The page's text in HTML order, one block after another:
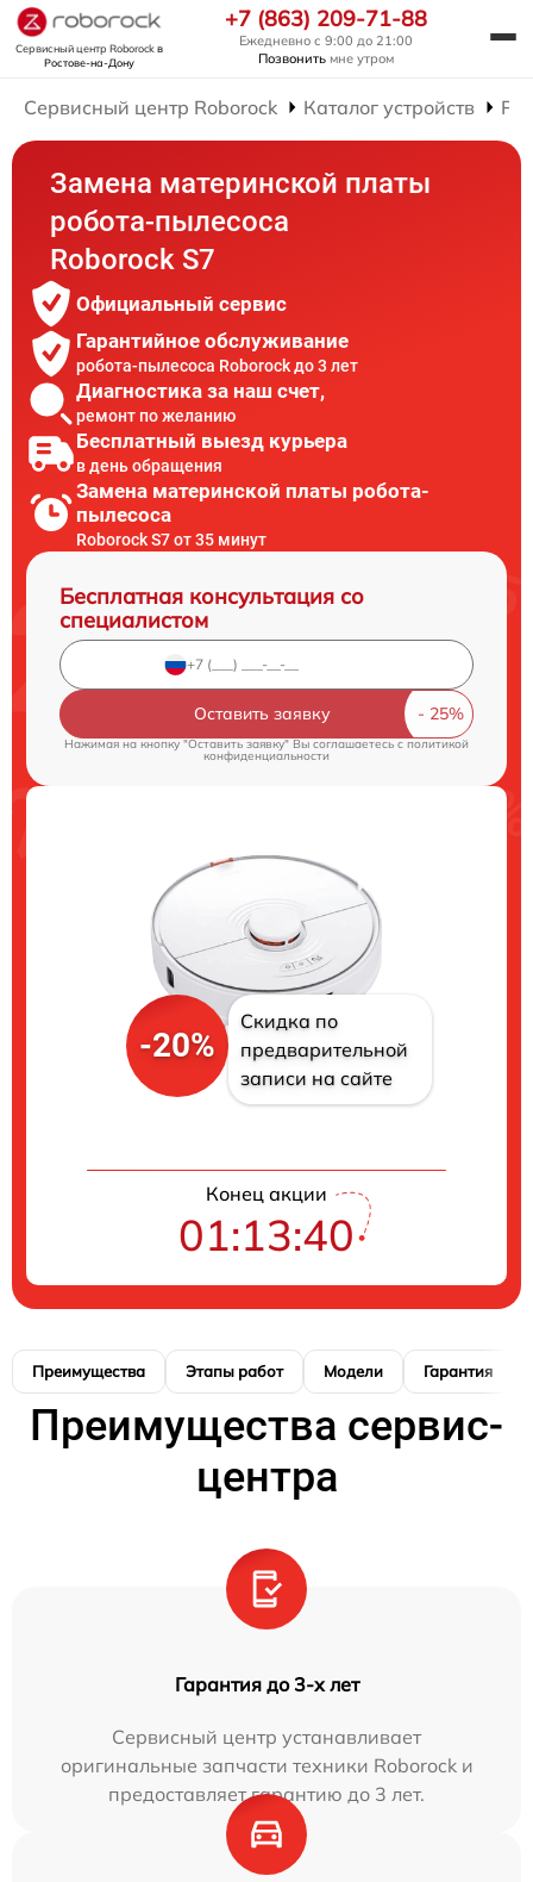
Сервисный центр Roborockв
Ростове-на-Дону
+7 (863) 209-71-88
Ежедневно с 9:00 до 21:00
Позвонить мне утром
Сервисный центр Roborock Каталог устройств
Замена материнской платы
робота-пылесоса
Roborock S7
Официальный сервис
Гарантийное обслуживание
робота-пылесоса Roborock до 3 лет
Диагностика за наш счет,
ремонт по желанию
Бесплатный выезд курьера
в день обращения
Замена материнской платы робота-
пылесоса
Roborock S7 от 35 минут
Бесплатная консультация со
специалистом
Оставить заявку
Нажимая на кнопку "Оставить заявку" Вы соглашаетесь cполитикой
конфиденциальности
-20%
Скидка по
предварительной
записи на сайте
Конец акции
01:13:39
Преимущества Этапы работ Модели Гарантия
Преимущества сервис-
центра
Гарантия до 3-х лет
Сервисный центр устанавливает
оригинальные запчасти техники Roborock и
предоставляет гарантию до 3 лет.